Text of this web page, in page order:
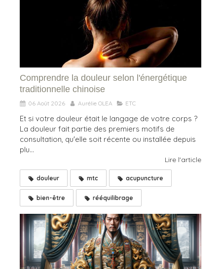
Comprendre la douleur selon l'énergétique
traditionnelle chinoise
06 Août 2026 Aurélie OLEA ETC
Et si votre douleur était le langage de votre corps ?
La douleur fait partie des premiers motifs de
consultation, qu'elle soit récente ou installée depuis
plu...
Lire l'article
douleur mtc acupuncture
bien-être rééquilibrage